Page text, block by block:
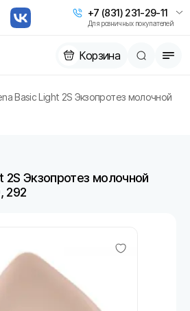
+7 (831) 231-29-11
Для розничных покупателей
Корзина
Basic Light 2S Экзопротез молочной
2S Экзопротез молочной
292